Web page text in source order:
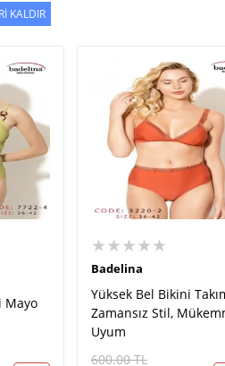
KALDIR
Mayo
★★★★★
Badelina
Yüksek Bel Bikini
Zamansız Stil,
Uyum
600.00TL